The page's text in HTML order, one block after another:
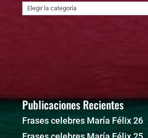
Otras
publicaciones
Publicaciones Recientes
Frases celebres María Félix 26